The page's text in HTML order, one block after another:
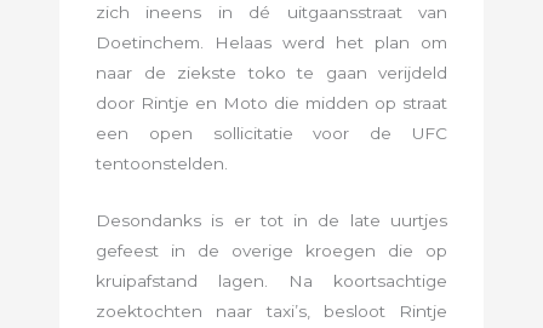
zich ineens in dé uitgaansstraat van
Doetinchem. Helaas werd het plan om
naar de ziekste toko te gaan verijdeld
door Rintje en Moto die midden op straat
een open sollicitatie voor de UFC
tentoonstelden.
Desondanks is er tot in de late uurtjes
gefeest in de overige kroegen die op
kruipafstand lagen. Na koortsachtige
zoektochten naar taxi’s, besloot Rintje